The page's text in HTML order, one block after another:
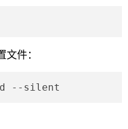
件：
--silent